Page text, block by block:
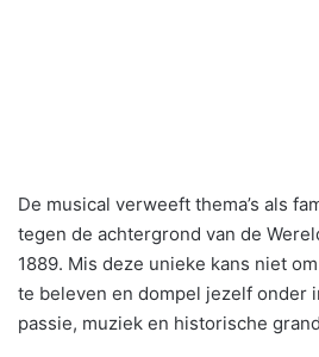
De musical verweeft thema’s als
tegen de achtergrond van de
1889. Mis deze unieke kans niet
te beleven en dompel jezelf onder
passie, muziek en historische